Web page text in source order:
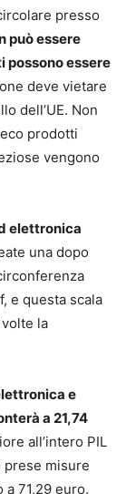
presso
può essere
possono essere
deve vietare
dell’UE. Non
prodotti
vengono
elettronica
una dopo
e questa scala
la
e
a 21,74
all’intero PIL
prese misure
71,29 euro.